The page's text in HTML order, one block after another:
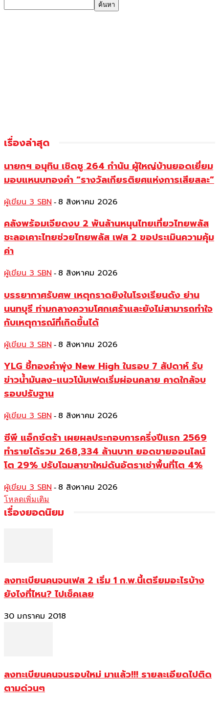
เรื่องล่าสุด
นายกฯ อนุทิน เชิดชู 264 กำนัน ผู้ใหญ่บ้านยอดเยี่ยม
มอบแหนบทองคำ “รางวัลเกียรติยศแห่งการเสียสละ”
ผู้เขียน 3 SBN - 8 สิงหาคม 2026
คลังพร้อมเจียดงบ 2 พันล้านหนุนไทยเที่ยวไทยพลัส
ชะลอเคาะไทยช่วยไทยพลัส เฟส 2 ขอประเมินความคุ้ม
ค่า
ผู้เขียน 3 SBN - 8 สิงหาคม 2026
บรรยากาศรับศพ เหตุกราดยิงในโรงเรียนดัง ย่าน
นนทบุรี ท่ามกลางความโศกเศร้าและยังไม่สามารถทำใจ
กับเหตุการณ์ที่เกิดขึ้นได้
ผู้เขียน 3 SBN - 8 สิงหาคม 2026
YLG ชี้ทองคำพุ่ง New High ในรอบ 7 สัปดาห์ รับ
ข่าวน้ำมันลง-แนวโน้มเฟดเริ่มผ่อนคลาย คาดใกล้จบ
รอบปรับฐาน
ผู้เขียน 3 SBN - 8 สิงหาคม 2026
ซีพี แอ็กซ์ตร้า เผยผลประกอบการครึ่งปีแรก 2569
ทำรายได้รวม 268,334 ล้านบาท ยอดขายออนไลน์
โต 29% ปรับโฉมสาขาใหม่ดันอัตราเช่าพื้นที่โต 4%
ผู้เขียน 3 SBN - 8 สิงหาคม 2026
โหลดเพิ่มเติม
เรื่องยอดนิยม
ลงทะเบียนคนจนเฟส 2 เริ่ม 1 ก.พ.นี้เตรียมอะไรบ้าง
ยังไงที่ไหน? ไปเช็คเลย
30 มกราคม 2018
ลงทะเบียนคนจนรอบใหม่ มาแล้ว!!! รายละเอียดไปติด
ตามด่วนๆ